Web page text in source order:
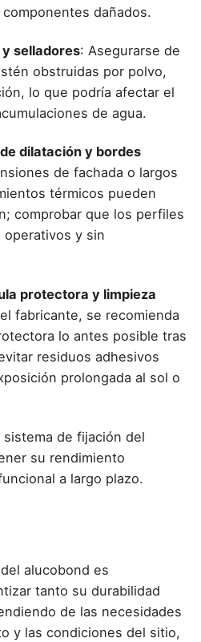
dañados.
selladores: Asegurarse de
obstruidas por polvo,
lo que podría afectar el
de agua.
dilatación y bordes
de fachada o largos
térmicos pueden
comprobar que los perfiles
y sin
protectora y limpieza
fabricante, se recomienda
lo antes posible tras
residuos adhesivos
prolongada al sol o
de fijación del
su rendimiento
a largo plazo.
alucobond es
tanto su durabilidad
de las necesidades
y las condiciones del sitio,